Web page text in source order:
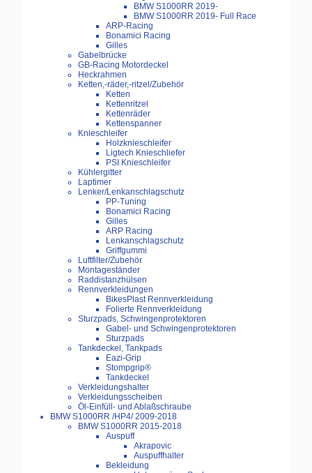
BMW S1000RR 2019-
BMW S1000RR 2019- Full Race
ARP-Racing
Bonamici Racing
Gilles
Gabelbrücke
GB-Racing Motordeckel
Heckrahmen
Ketten,-räder,-ritzel/Zubehör
Ketten
Kettenritzel
Kettenräder
Kettenspanner
Knieschleifer
Holzknieschleifer
Ligtech Knieschliefer
PSI Knieschleifer
Kühlergitter
Laptimer
Lenker/Lenkanschlagschutz
PP-Tuning
Bonamici Racing
Gilles
ARP Racing
Lenkanschlagschutz
Griffgummi
Luftfilter/Zubehör
Montageständer
Raddistanzhülsen
Rennverkleidungen
BikesPlast Rennverkleidung
Folierte Rennverkleidung
Sturzpads, Schwingenprotektoren
Gabel- und Schwingenprotektoren
Sturzpads
Tankdeckel, Tankpads
Eazi-Grip
Stompgrip®
Tankdeckel
Verkleidungshalter
Verkleidungsscheiben
Öl-Einfüll- und Ablaßschraube
BMW S1000RR /HP4/ 2009-2018
BMW S1000RR 2015-2018
Auspuff
Akrapovic
Auspuffhalter
Bekleidung